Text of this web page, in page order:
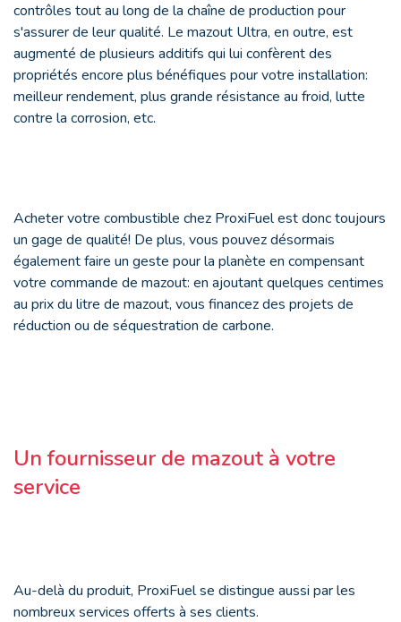
contrôles tout au long de la chaîne de production pour
s'assurer de leur qualité. Le mazout Ultra, en outre, est
augmenté de plusieurs additifs qui lui confèrent des
propriétés encore plus bénéfiques pour votre installation:
meilleur rendement, plus grande résistance au froid, lutte
contre la corrosion, etc.
Acheter votre combustible chez ProxiFuel est donc toujours
un gage de qualité! De plus, vous pouvez désormais
également faire un geste pour la planète en compensant
votre commande de mazout: en ajoutant quelques centimes
au prix du litre de mazout, vous financez des projets de
réduction ou de séquestration de carbone.
Un fournisseur de mazout à votre
service
Au-delà du produit, ProxiFuel se distingue aussi par les
nombreux services offerts à ses clients.